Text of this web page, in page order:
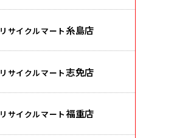
リサイクルマート 糸島店
リサイクルマート志免店
リサイクルマート福重店